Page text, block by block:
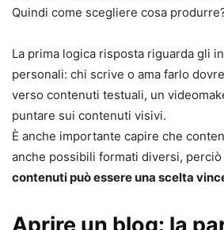
Quindi come scegliere cosa
La prima logica risposta riguarda gli
personali: chi scrive o ama farlo
verso contenuti testuali, un
puntare sui contenuti visivi.
È anche importante capire che
anche possibili formati diversi, perciò
contenuti può essere una scelta